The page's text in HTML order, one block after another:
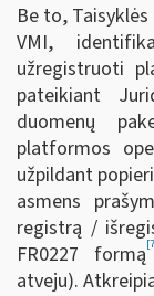
Be to,
VMI,
užregistruoti
pateikiant
duomenų
platformos
užpildant
asmens
registrą /
FR0227 formą
atveju).